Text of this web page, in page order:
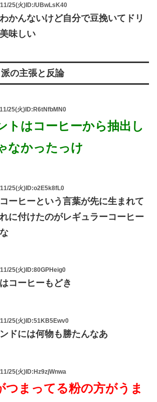
25(火)ID:/UBwLsK40
かんないけど自分で豆挽いてドリ
味しい
の主張と反論
25(火)ID:R6tNfbMN0
トはコーヒーから抽出し
なかったっけ
25(火)ID:o2E5k8fL0
ーヒーという言葉が先に生まれて
に付けたのがレギュラーコーヒー
25(火) ID:80GPHeig0
コーヒーもどき
25(火) ID:51KB5Ewv0
ドには何物も勝たんなあ
25(火) ID:Hz9zjWnwa
つまってる粉の方がうま